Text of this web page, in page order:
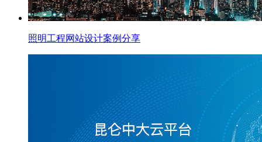
照明工程网站设计案例分享